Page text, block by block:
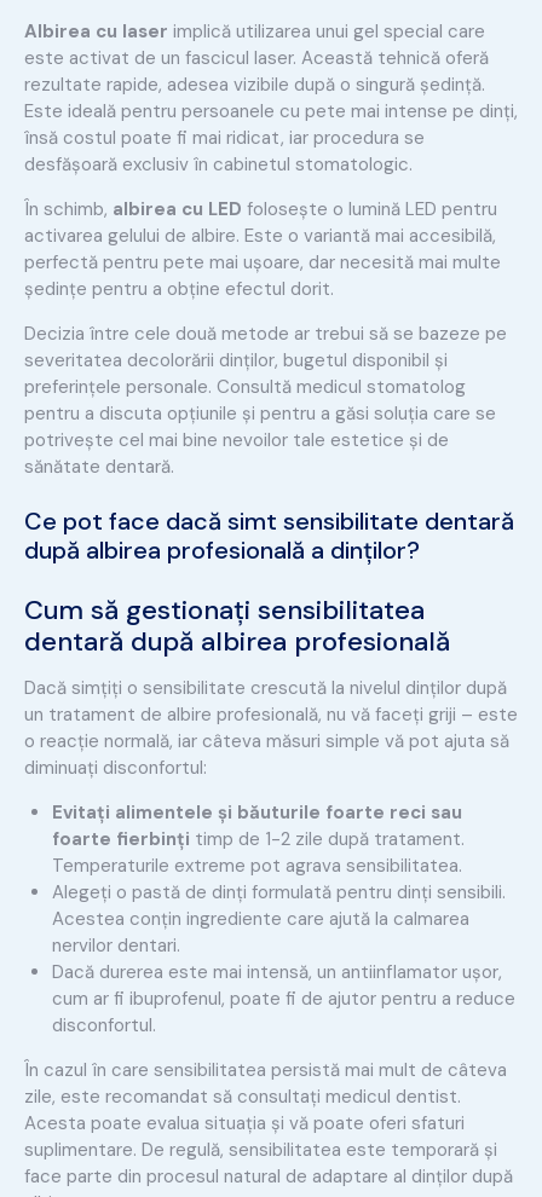
Albirea cu laser implică utilizarea unui gel special care
este activat de un fascicul laser. Această tehnică oferă
rezultate rapide, adesea vizibile după o singură ședință.
Este ideală pentru persoanele cu pete mai intense pe dinți,
însă costul poate fi mai ridicat, iar procedura se
desfășoară exclusiv în cabinetul stomatologic.
În schimb, albirea cu LED folosește o lumină LED pentru
activarea gelului de albire. Este o variantă mai accesibilă,
perfectă pentru pete mai ușoare, dar necesită mai multe
ședințe pentru a obține efectul dorit.
Decizia între cele două metode ar trebui să se bazeze pe
severitatea decolorării dinților, bugetul disponibil și
preferințele personale. Consultă medicul stomatolog
pentru a discuta opțiunile și pentru a găsi soluția care se
potrivește cel mai bine nevoilor tale estetice și de
sănătate dentară.
Ce pot face dacă simt sensibilitate dentară
după albirea profesională a dinților?
Cum să gestionați sensibilitatea
dentară după albirea profesională
Dacă simțiți o sensibilitate crescută la nivelul dinților după
un tratament de albire profesională, nu vă faceți griji – este
o reacție normală, iar câteva măsuri simple vă pot ajuta să
diminuați disconfortul:
Evitați alimentele și băuturile foarte reci sau
foarte fierbinți timp de 1-2 zile după tratament.
Temperaturile extreme pot agrava sensibilitatea.
Alegeți o pastă de dinți formulată pentru dinți sensibili.
Acestea conțin ingrediente care ajută la calmarea
nervilor dentari.
Dacă durerea este mai intensă, un antiinflamator ușor,
cum ar fi ibuprofenul, poate fi de ajutor pentru a reduce
disconfortul.
În cazul în care sensibilitatea persistă mai mult de câteva
zile, este recomandat să consultați medicul dentist.
Acesta poate evalua situația și vă poate oferi sfaturi
suplimentare. De regulă, sensibilitatea este temporară și
face parte din procesul natural de adaptare al dinților după